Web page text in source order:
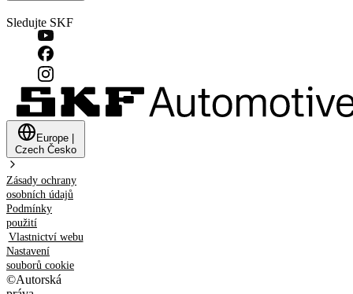
Sledujte SKF
Europe
Czech Česko
Zásady ochrany
osobních údajů
Podmínky
použití
Vlastnictví webu
Nastavení
souborů cookie
©Autorská